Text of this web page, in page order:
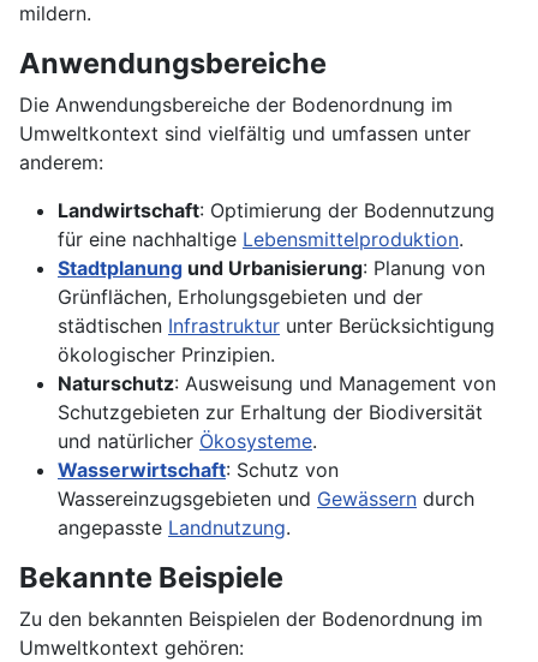
mildern.
Anwendungsbereiche
Die Anwendungsbereiche der Bodenordnung im
Umweltkontext sind vielfältig und umfassen unter
anderem:
Landwirtschaft: Optimierung der Bodennutzung
für eine nachhaltige Lebensmittelproduktion.
Stadtplanung und Urbanisierung: Planung von
Grünflächen, Erholungsgebieten und der
städtischen Infrastruktur unter Berücksichtigung
ökologischer Prinzipien.
Naturschutz: Ausweisung und Management von
Schutzgebieten zur Erhaltung der Biodiversität
und natürlicher Ökosysteme.
Wasserwirtschaft: Schutz von
Wassereinzugsgebieten und Gewässern durch
angepasste Landnutzung.
Bekannte Beispiele
Zu den bekannten Beispielen der Bodenordnung im
Umweltkontext gehören: